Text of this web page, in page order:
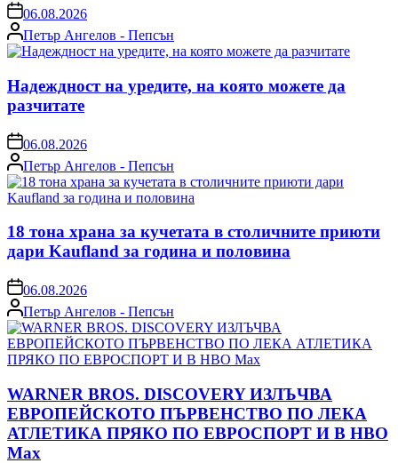
on06.08.2026
Posted
by
Петър Ангелов - Пепсън
Надеждност на уредите, на която можете да
разчитате
on06.08.2026
Posted
by
Петър Ангелов - Пепсън
18 тона храна за кучетата в столичните приюти
дари Kaufland за година и половина
on06.08.2026
Posted
by
Петър Ангелов - Пепсън
WARNER BROS. DISCOVERY ИЗЛЪЧВА
ЕВРОПЕЙСКОТО ПЪРВЕНСТВО ПО ЛЕКА
АТЛЕТИКА ПРЯКО ПО ЕВРОСПОРТ И В НВО
Мах